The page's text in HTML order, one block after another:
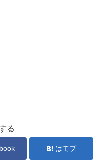
る
はてブ